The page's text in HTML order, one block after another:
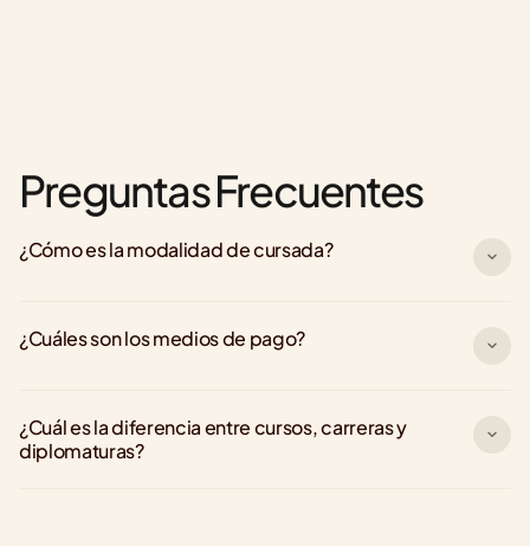
Preguntas Frecuentes
¿Cómo es la modalidad de cursada?
¿Cuáles son los medios de pago?
¿Cuál es la diferencia entre cursos, carreras y
diplomaturas?